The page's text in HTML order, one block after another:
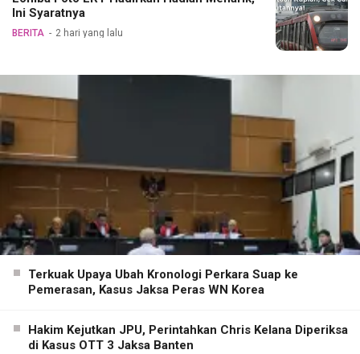
Ini Syaratnya
BERITA 2 hari yang lalu
Terkuak Upaya Ubah Kronologi Perkara Suap ke
Pemerasan, Kasus Jaksa Peras WN Korea
Hakim Kejutkan JPU, Perintahkan Chris Kelana Diperiksa
di Kasus OTT 3 Jaksa Banten